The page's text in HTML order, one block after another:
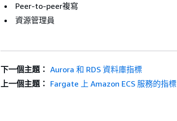
Peer-to-peer複寫
資源管理員
下一個主題： Aurora 和 RDS 資料庫指標
上一個主題： Fargate 上 Amazon ECS 服務的指標